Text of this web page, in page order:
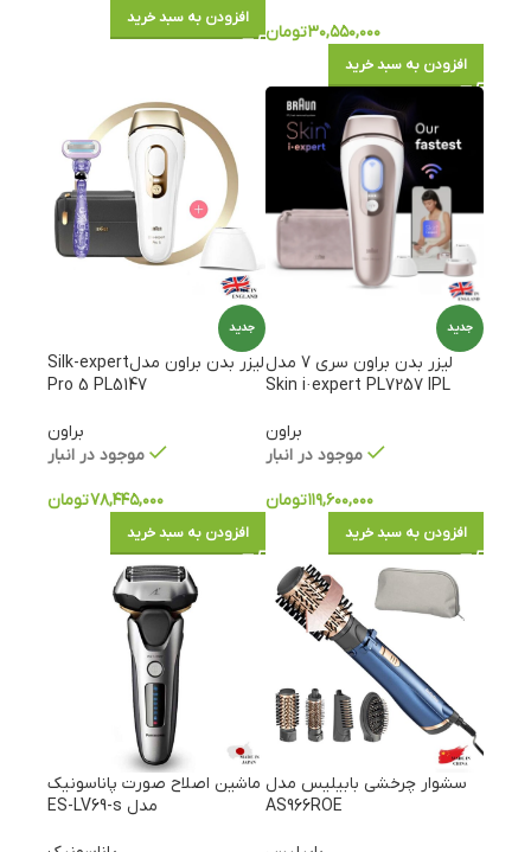
۳۰,۵۵۰,۰۰۰تومان
افزودن به سبد خرید
افزودن به سبد خرید
جدید
لیزر بدن براون سری 7 مدل
Skin i·expert PL7257 IPL
براون
موجود در انبار
۱۱۹,۶۰۰,۰۰۰تومان
افزودن به سبد خرید
جدید
لیزر بدن براون مدلSilk-expert
Pro 5 PL5147
براون
موجود در انبار
۷۸,۴۴۵,۰۰۰تومان
افزودن به سبد خرید
سشوار چرخشی بابیلیس مدل
AS966ROE
ماشین اصلاح صورت پاناسونیک
مدل ES-LV69-s